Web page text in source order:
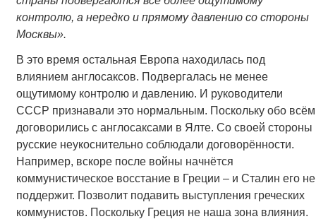
контролю, а нередко и прямому давлению со стороны
Москвы».
В это время остальная Европа находилась под
влиянием англосаксов. Подвергалась не менее
ощутимому контролю и давлению. И руководители
СССР признавали это нормальным. Поскольку обо всём
договорились с англосаксами в Ялте. Со своей стороны
русские неукоснительно соблюдали договорённости.
Например, вскоре после войны начнётся
коммунистическое восстание в Греции – и Сталин его не
поддержит. Позволит подавить выступления греческих
коммунистов. Поскольку Греция не наша зона влияния.